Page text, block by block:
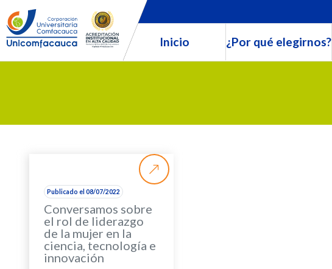
Inicio ¿Por qué elegirnos?
Publicado el 08/07/2022
Conversamos sobre
el rol de liderazgo
de la mujer en la
ciencia, tecnología e
innovación